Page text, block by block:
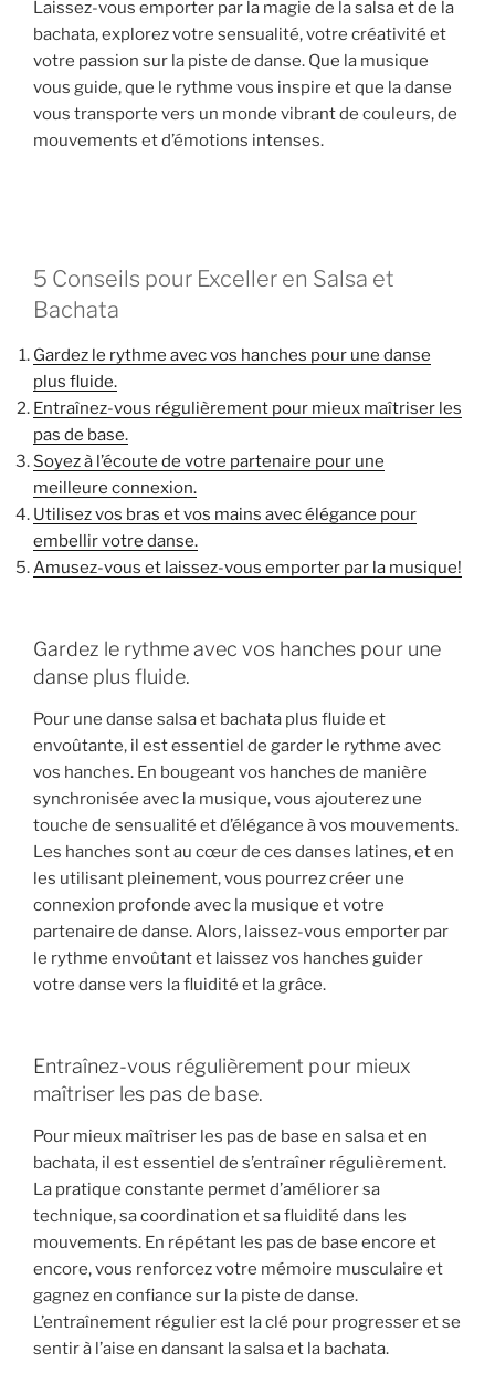
Laissez-vous emporter par la magie de la salsa et de la
bachata, explorez votre sensualité, votre créativité et
votre passion sur la piste de danse. Que la musique
vous guide, que le rythme vous inspire et que la danse
vous transporte vers un monde vibrant de couleurs, de
mouvements et d’émotions intenses.
5 Conseils pour Exceller en Salsa et
Bachata
Gardez le rythme avec vos hanches pour une danse
plus fluide.
Entraînez-vous régulièrement pour mieux maîtriser les
pas de base.
Soyez à l’écoute de votre partenaire pour une
meilleure connexion.
Utilisez vos bras et vos mains avec élégance pour
embellir votre danse.
Amusez-vous et laissez-vous emporter par la musique!
Gardez le rythme avec vos hanches pour une
danse plus fluide.
Pour une danse salsa et bachata plus fluide et
envoûtante, il est essentiel de garder le rythme avec
vos hanches. En bougeant vos hanches de manière
synchronisée avec la musique, vous ajouterez une
touche de sensualité et d’élégance à vos mouvements.
Les hanches sont au cœur de ces danses latines, et en
les utilisant pleinement, vous pourrez créer une
connexion profonde avec la musique et votre
partenaire de danse. Alors, laissez-vous emporter par
le rythme envoûtant et laissez vos hanches guider
votre danse vers la fluidité et la grâce.
Entraînez-vous régulièrement pour mieux
maîtriser les pas de base.
Pour mieux maîtriser les pas de base en salsa et en
bachata, il est essentiel de s’entraîner régulièrement.
La pratique constante permet d’améliorer sa
technique, sa coordination et sa fluidité dans les
mouvements. En répétant les pas de base encore et
encore, vous renforcez votre mémoire musculaire et
gagnez en confiance sur la piste de danse.
L’entraînement régulier est la clé pour progresser et se
sentir à l’aise en dansant la salsa et la bachata.